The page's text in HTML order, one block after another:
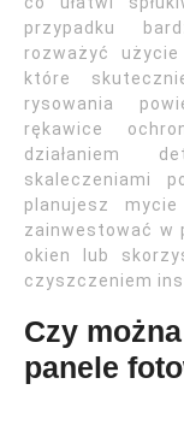
przypadku
rozważyć
które
rysowania
rękawice
działaniem
skaleczeniami
planujesz
zainwestować w
okien lub
czyszczeniem
Czy
panele